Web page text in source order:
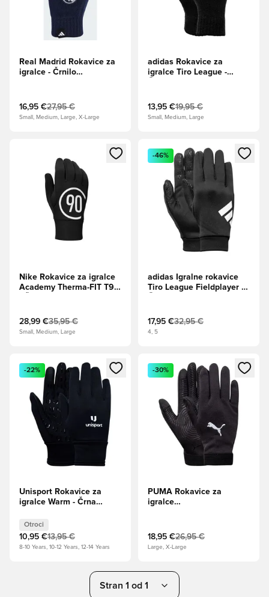
Real Madrid Rokavice za
igralce - Črnilo
16,95 €27,95 €
Small, Medium, Large, X-Large
adidas Rokavice za
igralce Tiro League -
13,95 €19,95 €
Small, Medium, Large
Odpre Modal za prijavo ali vpis kot član
Nike Rokavice za igralce
Academy Therma-FIT T90
28,99 €35,95 €
Small, Medium, Large
Odpre Modal za prijavo ali
-46%
adidas Igralne rokavice
Tiro League Fieldplayer -
17,95 €32,95 €
4, 5
Odpre Modal za prijavo ali vpis kot član
-22%
Unisport Rokavice za
igralce Warm - Črna
Otroci
10,95 €13,95 €
8-10 Years, 10-12 Years, 12-14 Years
Odpre Modal za prijavo ali
-30%
PUMA Rokavice za
igralce
18,95 €26,95 €
Large, X-Large
Stran 1 od 1